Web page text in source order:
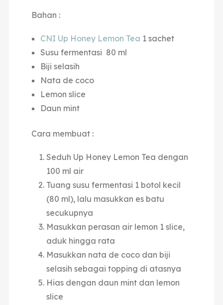
Bahan :
CNI Up Honey Lemon Tea 1 sachet
Susu fermentasi 80 ml
Biji selasih
Nata de coco
Lemon slice
Daun mint
Cara membuat :
Seduh Up Honey Lemon Tea dengan
100 ml air
Tuang susu fermentasi 1 botol kecil
(80 ml), lalu masukkan es batu
secukupnya
Masukkan perasan air lemon 1 slice,
aduk hingga rata
Masukkan nata de coco dan biji
selasih sebagai topping di atasnya
Hias dengan daun mint dan lemon
slice